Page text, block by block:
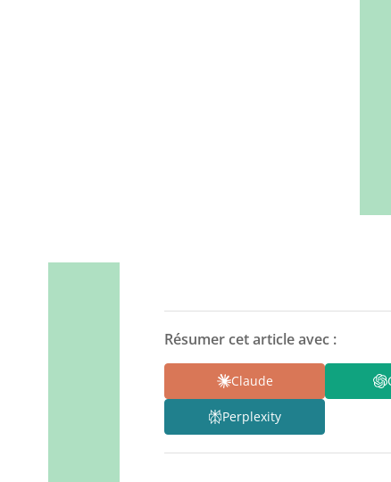
Résumer cet article avec :
Claude
Perplexity